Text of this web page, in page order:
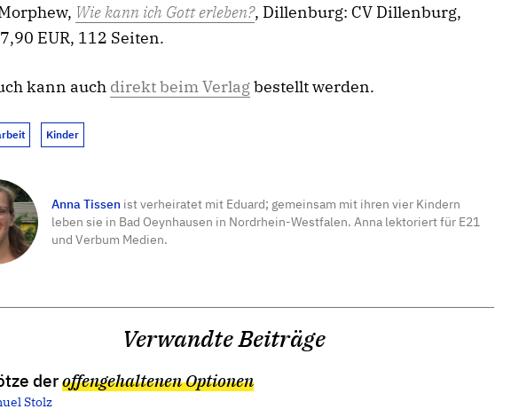
Wie kann ich Gott erleben?, Dillenburg: CV Dillenburg,
EUR, 112 Seiten.
kann auch direkt beim Verlagbestellt werden.
Kinder
Anna Tissen ist verheiratet mit Eduard; gemeinsam mit ihren vier Kindern
leben sie in Bad Oeynhausen in Nordrhein-Westfalen. Anna lektoriert für E21
und Verbum Medien.
Verwandte Beiträge
deroffengehaltenen Optionen
Stolz